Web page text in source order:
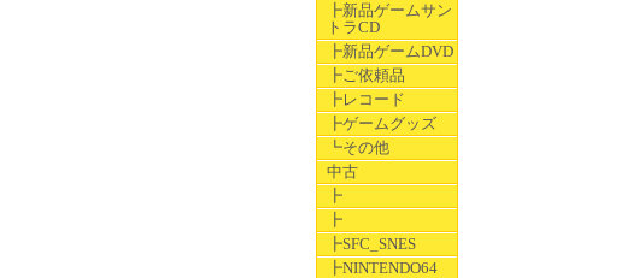
┣新品ゲームサン
トラCD
┣新品ゲームDVD
┣ご依頼品
┣レコード
┣ゲームグッズ
┗その他
中古
┣
┣
┣SFC_SNES
┣NINTENDO64